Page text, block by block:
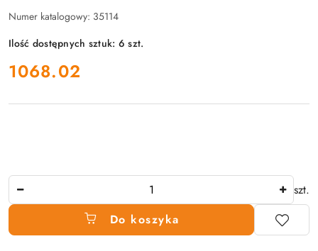
Numer katalogowy: 35114
Ilość dostępnych sztuk: 6szt.
cena:
1068.02
szt.
Do koszyka